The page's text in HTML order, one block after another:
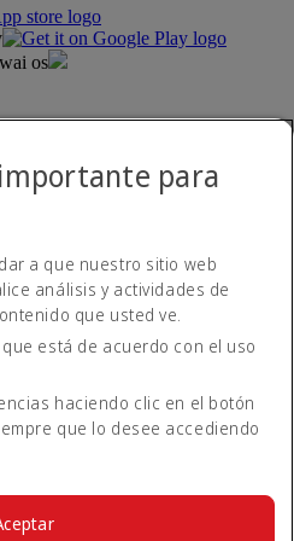
os
para
a que nuestro sitio web
análisis y actividades de
que usted ve.
está de acuerdo con el uso
haciendo clic en el botón
que lo desee accediendo